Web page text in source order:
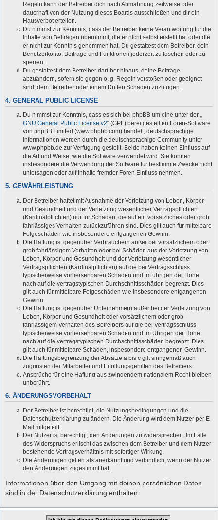
Regeln kann der Betreiber dich nach Abmahnung zeitweise oder
dauerhaft von der Nutzung dieses Boards ausschließen und dir ein
Hausverbot erteilen.
Du nimmst zur Kenntnis, dass der Betreiber keine Verantwortung für die
Inhalte von Beiträgen übernimmt, die er nicht selbst erstellt hat oder die
er nicht zur Kenntnis genommen hat. Du gestattest dem Betreiber, dein
Benutzerkonto, Beiträge und Funktionen jederzeit zu löschen oder zu
sperren.
Du gestattest dem Betreiber darüber hinaus, deine Beiträge
abzuändern, sofern sie gegen o. g. Regeln verstoßen oder geeignet
sind, dem Betreiber oder einem Dritten Schaden zuzufügen.
4. GENERAL PUBLIC LICENSE
Du nimmst zur Kenntnis, dass es sich bei phpBB um eine unter der „
GNU General Public License v2“ (GPL) bereitgestellten Foren-Software
von phpBB Limited (www.phpbb.com) handelt; deutschsprachige
Informationen werden durch die deutschsprachige Community unter
www.phpbb.de zur Verfügung gestellt. Beide haben keinen Einfluss auf
die Art und Weise, wie die Software verwendet wird. Sie können
insbesondere die Verwendung der Software für bestimmte Zwecke nicht
untersagen oder auf Inhalte fremder Foren Einfluss nehmen.
5. GEWÄHRLEISTUNG
Der Betreiber haftet mit Ausnahme der Verletzung von Leben, Körper
und Gesundheit und der Verletzung wesentlicher Vertragspflichten
(Kardinalpflichten) nur für Schäden, die auf ein vorsätzliches oder grob
fahrlässiges Verhalten zurückzuführen sind. Dies gilt auch für mittelbare
Folgeschäden wie insbesondere entgangenen Gewinn.
Die Haftung ist gegenüber Verbrauchern außer bei vorsätzlichem oder
grob fahrlässigem Verhalten oder bei Schäden aus der Verletzung von
Leben, Körper und Gesundheit und der Verletzung wesentlicher
Vertragspflichten (Kardinalpflichten) auf die bei Vertragsschluss
typischerweise vorhersehbaren Schäden und im übrigen der Höhe
nach auf die vertragstypischen Durchschnittsschäden begrenzt. Dies
gilt auch für mittelbare Folgeschäden wie insbesondere entgangenen
Gewinn.
Die Haftung ist gegenüber Unternehmern außer bei der Verletzung von
Leben, Körper und Gesundheit oder vorsätzlichem oder grob
fahrlässigem Verhalten des Betreibers auf die bei Vertragsschluss
typischerweise vorhersehbaren Schäden und im Übrigen der Höhe
nach auf die vertragstypischen Durchschnittsschäden begrenzt. Dies
gilt auch für mittelbare Schäden, insbesondere entgangenen Gewinn.
Die Haftungsbegrenzung der Absätze a bis c gilt sinngemäß auch
zugunsten der Mitarbeiter und Erfüllungsgehilfen des Betreibers.
Ansprüche für eine Haftung aus zwingendem nationalem Recht bleiben
unberührt.
6. ÄNDERUNGSVORBEHALT
Der Betreiber ist berechtigt, die Nutzungsbedingungen und die
Datenschutzerklärung zu ändern. Die Änderung wird dem Nutzer per E-
Mail mitgeteilt.
Der Nutzer ist berechtigt, den Änderungen zu widersprechen. Im Falle
des Widerspruchs erlischt das zwischen dem Betreiber und dem Nutzer
bestehende Vertragsverhältnis mit sofortiger Wirkung.
Die Änderungen gelten als anerkannt und verbindlich, wenn der Nutzer
den Änderungen zugestimmt hat.
Informationen über den Umgang mit deinen persönlichen Daten
sind in der Datenschutzerklärung enthalten.